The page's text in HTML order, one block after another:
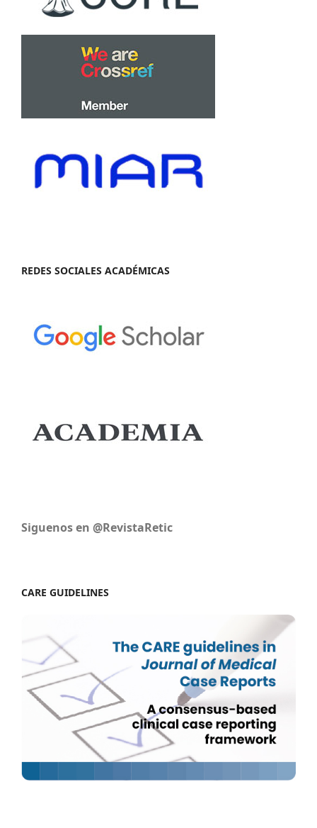
REDES SOCIALES ACADÉMICAS
Siguenos en @RevistaRetic
CARE GUIDELINES